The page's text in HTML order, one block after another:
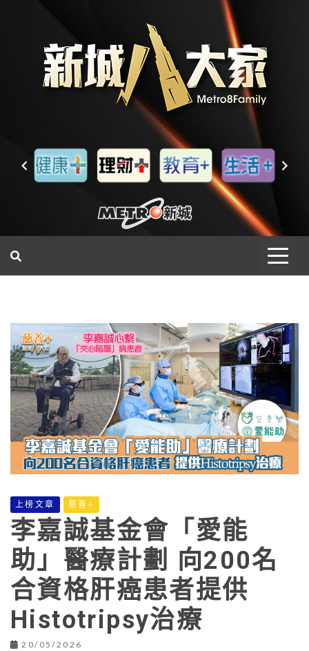
上榜文章 慈善+
李嘉誠基金會「愛能
助」醫療計劃 向200名
合資格肝癌患者提供
Histotripsy治療
20/05/2026